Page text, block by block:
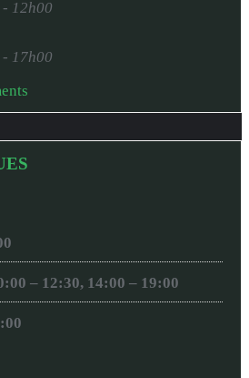
- 12h00
- 17h00
– 12:30, 14:00 – 19:00